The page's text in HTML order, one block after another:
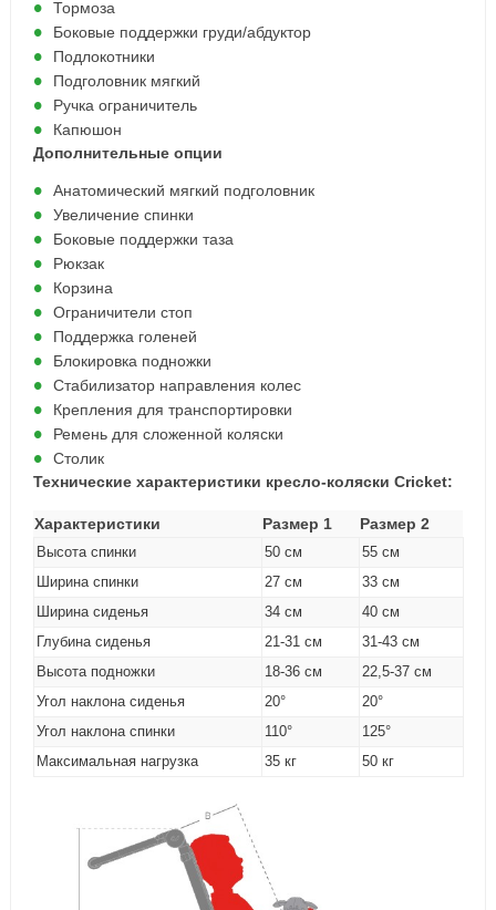
Тормоза
Боковые поддержки груди/абдуктор
Подлокотники
Подголовник мягкий
Ручка ограничитель
Капюшон
Дополнительные опции
Анатомический мягкий подголовник
Увеличение спинки
Боковые поддержки таза
Рюкзак
Корзина
Ограничители стоп
Поддержка голеней
Блокировка подножки
Стабилизатор направления колес
Крепления для транспортировки
Ремень для сложенной коляски
Столик
Технические характеристики кресло-коляски Cricket:
Характеристики Размер 1 Размер 2
Высота спинки 50 см
55 см
Ширина спинки
27 см
33 см
Ширина сиденья
34 см
40 см
Глубина сиденья
21-31 см
31-43 см
Высота подножки
18-36 см
22,5-37 см
Угол наклона сиденья
20°
20°
Угол наклона спинки
110°
125°
Максимальная нагрузка
35 кг 50 кг